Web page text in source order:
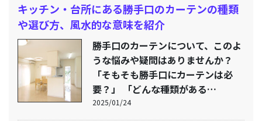
キッチン・台所にある勝手口のカーテンの種類
や選び方、風水的な意味を紹介
勝手口のカーテンについて、このよ
うな悩みや疑問はありませんか？
「そもそも勝手口にカーテンは必
要？」 「どんな種類がある…
2025/01/24